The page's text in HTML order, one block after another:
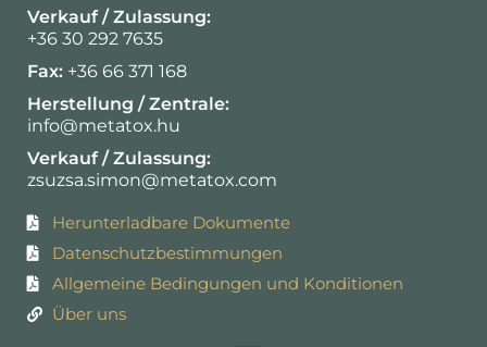
Verkauf / Zulassung:
+36 30 292 7635
Fax: +36 66 371 168
Herstellung / Zentrale:
info@metatox.hu
Verkauf / Zulassung:
zsuzsa.simon@metatox.com
Herunterladbare Dokumente
Datenschutzbestimmungen
Allgemeine Bedingungen und Konditionen
Über uns